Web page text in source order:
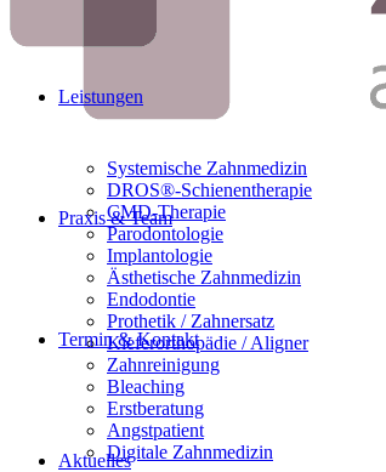
Leistungen
Systemische Zahnmedizin
DROS®-Schienentherapie
CMD-Therapie
Parodontologie
Implantologie
Ästhetische Zahnmedizin
Endodontie
Prothetik / Zahnersatz
Kieferorthopädie / Aligner
Zahnreinigung
Bleaching
Erstberatung
Angstpatient
Digitale Zahnmedizin
Praxis & Team
Termin & Kontakt
Aktuelles